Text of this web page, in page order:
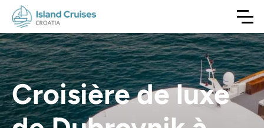
Croisière de luxe